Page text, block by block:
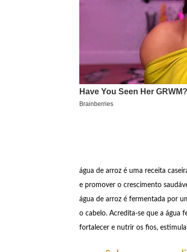
água de arroz é uma receita
e promover o crescimento
água de arroz é fermentada por
o cabelo. Acredita-se que a água
fortalecer e nutrir os fios,